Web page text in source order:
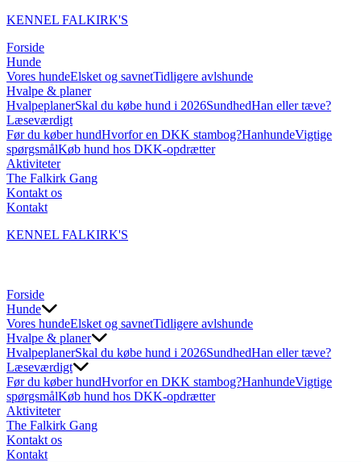
KENNEL FALKIRK'S
Forside
Hunde
Vores hundeElsket og savnetTidligere avlshunde
Hvalpe & planer
HvalpeplanerSkal du købe hund i 2026SundhedHan eller tæve?
Læseværdigt
Før du køber hundHvorfor en DKK stambog?HanhundeVigtige
spørgsmålKøb hund hos DKK-opdrætter
Aktiviteter
The Falkirk Gang
Kontakt os
Kontakt
KENNEL FALKIRK'S
Forside
Hunde
Vores hundeElsket og savnetTidligere avlshunde
Hvalpe & planer
HvalpeplanerSkal du købe hund i 2026SundhedHan eller tæve?
Læseværdigt
Før du køber hundHvorfor en DKK stambog?HanhundeVigtige
spørgsmålKøb hund hos DKK-opdrætter
Aktiviteter
The Falkirk Gang
Kontakt os
Kontakt